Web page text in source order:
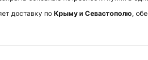
доставку по Крыму и Севастополю,